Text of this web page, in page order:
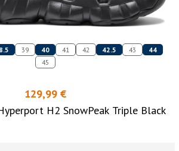
39 40 41 42 42.5 43
44
45
129,99 €
H2 SnowPeak Triple Black